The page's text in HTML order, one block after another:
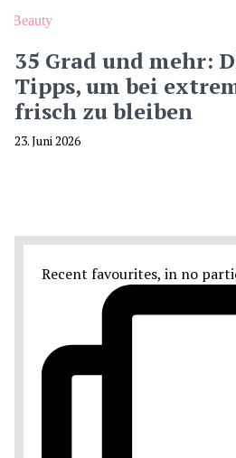
Beauty
35 Grad und mehr:
Tipps, um bei
frisch zu bleiben
23. Juni 2026
Recent favourites, in no